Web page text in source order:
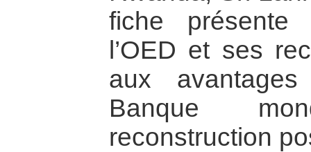
fiche présente
l’OED et ses
aux
Banque
reconstruction